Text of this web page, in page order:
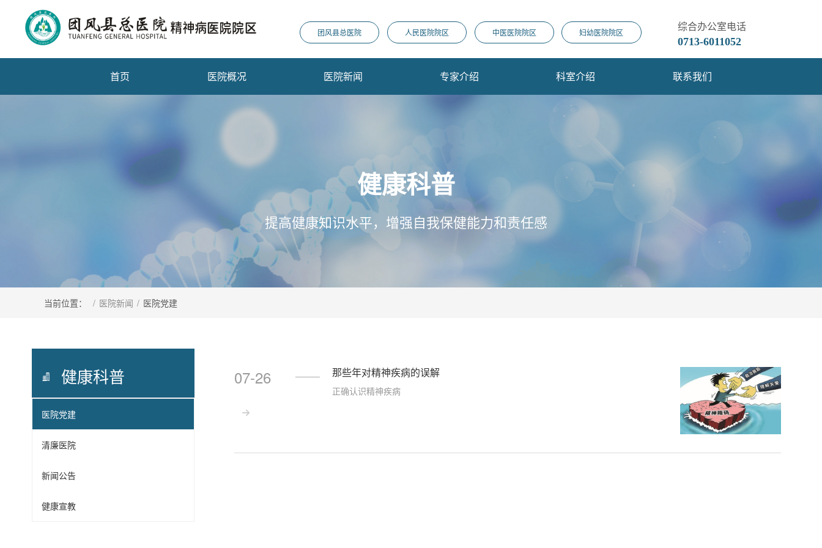
团风县总医院 人民医院院区 中医医院院区 妇幼医院院区
综合办公室电话
0713-6011052
首页 医院概况 医院新闻 专家介绍 科室介绍 联系我们
健康科普
提高健康知识水平，增强自我保健能力和责任感
当前位置： / 医院新闻 / 医院党建
健康科普
医院党建
清廉医院
新闻公告
健康宣教
07-26

那些年对精神疾病的误解
正确认识精神疾病